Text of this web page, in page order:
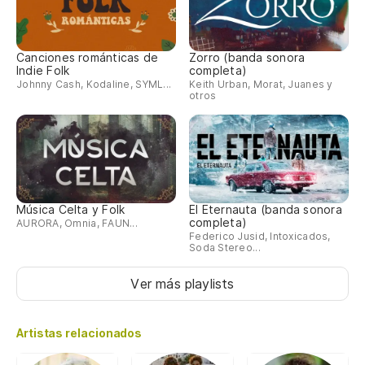
Canciones románticas de
Indie Folk
Johnny Cash, Kodaline, SYML...
Zorro (banda sonora
completa)
Keith Urban, Morat, Juanes y
otros
Música Celta y Folk
AURORA, Omnia, FAUN...
El Eternauta (banda sonora
completa)
Federico Jusid, Intoxicados,
Soda Stereo...
Ver más playlists
Artistas relacionados